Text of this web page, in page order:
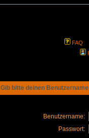
FAQ
Gib bitte deinen
Benutzername:
Passwort: